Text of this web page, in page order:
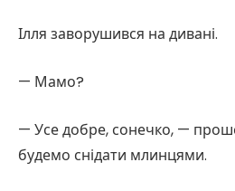
Ілля заворушився на дивані.
— Мамо?
— Усе добре, сонечко, —
будемо снідати млинцями.